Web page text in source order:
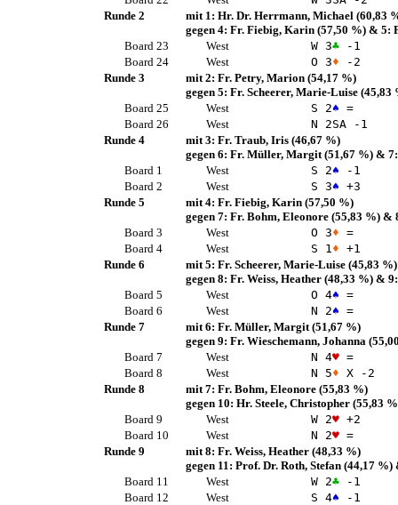
Runde 2
mit 1: Hr. Dr. Herrmann, Michael (60,83
gegen 4: Fr. Fiebig, Karin (57,50 %) & 5:
Board 23
West W 3♣ -1
Board 24
West O 3♦ -2
Runde 3
mit 2: Fr. Petry, Marion (54,17 %)
gegen 5: Fr. Scheerer, Marie-Luise (45,83
Board 25
West S 2♠ =
Board 26
West N 2SA -1
Runde 4
mit 3: Fr. Traub, Iris (46,67 %)
gegen 6: Fr. Müller, Margit (51,67 %) &
Board 1
West S 2♠ -1
Board 2
West S 3♠ +3
Runde 5
mit 4: Fr. Fiebig, Karin (57,50 %)
gegen 7: Fr. Bohm, Eleonore (55,83 %) &
Board 3
West O 3♦ =
Board 4
West S 1 ♦ +1
Runde 6
mit 5: Fr. Scheerer, Marie-Luise (45,83 %)
gegen 8: Fr. Weiss, Heather (48,33 %) &
Board 5
West O 4♠ =
Board 6
West N 2♠ =
Runde 7
mit 6: Fr. Müller, Margit (51,67 %)
gegen 9: Fr. Wieschemann, Johanna
Board 7
West N 4♥ =
Board 8
West N 5♦ X -2
Runde 8
mit 7: Fr. Bohm, Eleonore (55,83 %)
gegen 10: Hr. Steele, Christopher (55,83
Board 9
West W 2♥ +2
Board 10
West N 2♥ =
Runde 9
mit 8: Fr. Weiss, Heather (48,33 %)
gegen 11: Prof. Dr. Roth, Stefan (44,17 %)
Board 11
West W 2♣ -1
Board 12
West S 4♠ -1